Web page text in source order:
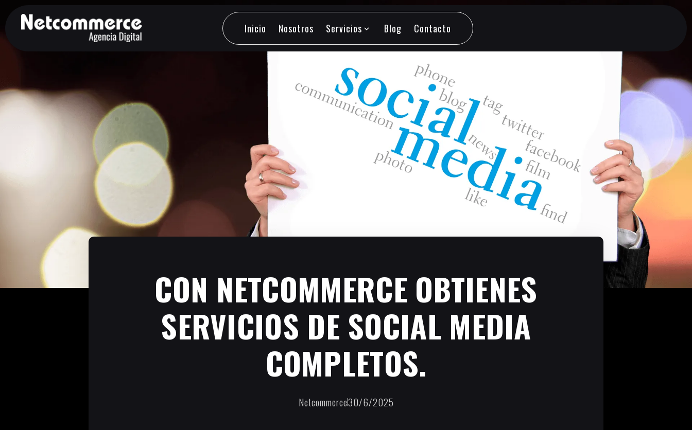
Inicio
Nosotros
Servicios expand_more
Blog
Contacto
CON NETCOMMERCE OBTIENES
SERVICIOS DE SOCIAL MEDIA
COMPLETOS.
Netcommerce30/6/2025